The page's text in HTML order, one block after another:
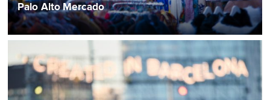
Palo Alto Mercado